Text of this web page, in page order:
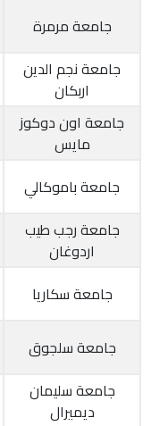
جامعة مرمرة
جامعة نجم الدين
اربكان
جامعة اون دوكوز
مايس
جامعة باموكالي
جامعة رجب طيب
اردوغان
جامعة سكاريا
جامعة سلجوق
جامعة سليمان
ديميرال